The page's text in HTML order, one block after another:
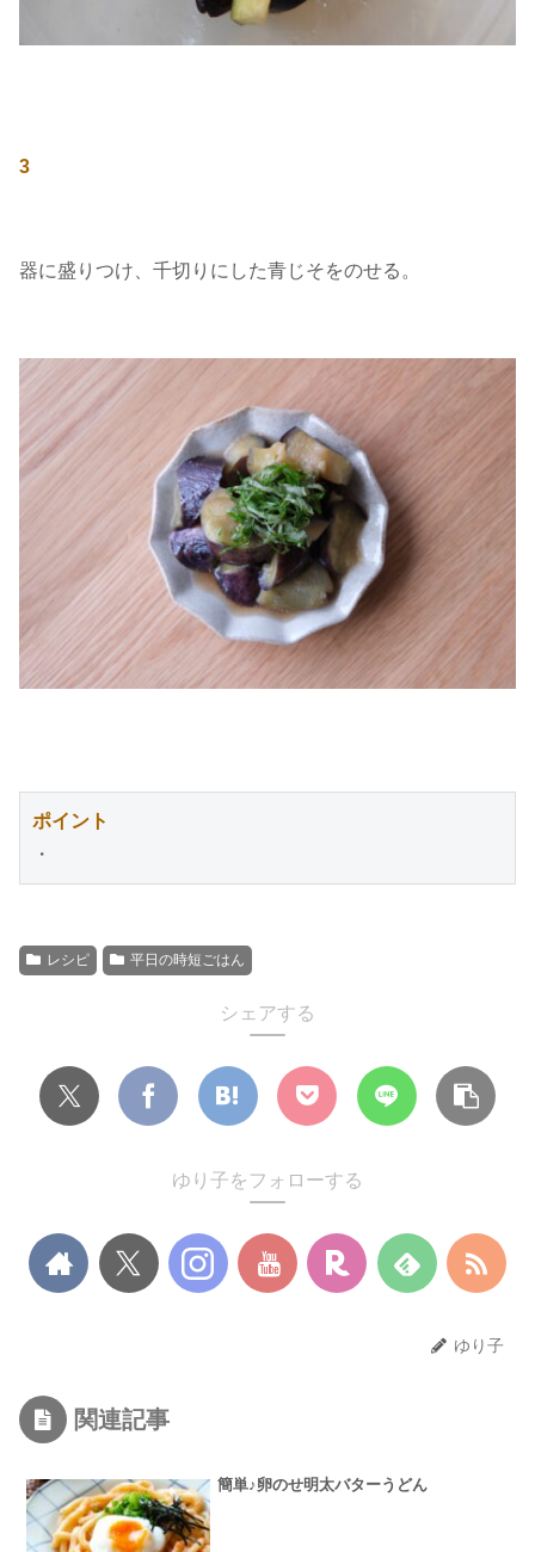
3
器に盛りつけ、千切りにした青じそをのせる。
ポイント
・
レシピ 平日の時短ごはん
シェアする
ゆり子をフォローする
ゆり子
関連記事
簡単♪卵のせ明太バターうどん